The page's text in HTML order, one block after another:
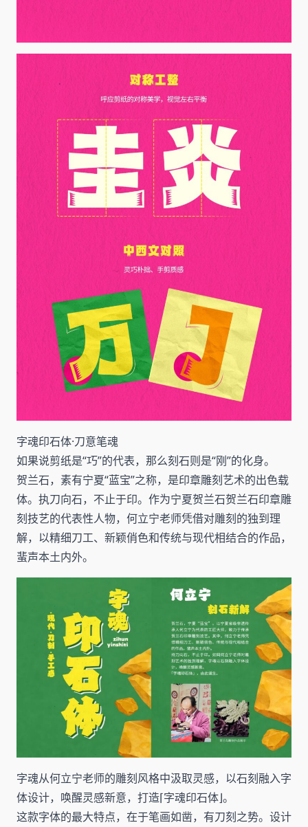
字魂印石体·刀意笔魂
如果说剪纸是“巧”的代表，那么刻石则是“刚”的化身。
贺兰石，素有宁夏“蓝宝”之称，是印章雕刻艺术的出色载
体。执刀向石，不止于印。作为宁夏贺兰石贺兰石印章雕
刻技艺的代表性人物，何立宁老师凭借对雕刻的独到理
解，以精细刀工、新颖俏色和传统与现代相结合的作品，
蜚声本土内外。
字魂从何立宁老师的雕刻风格中汲取灵感，以石刻融入字
体设计，唤醒灵感新意，打造⌈字魂印石体⌋。
这款字体的最大特点，在于笔画如凿，有刀刻之势。设计